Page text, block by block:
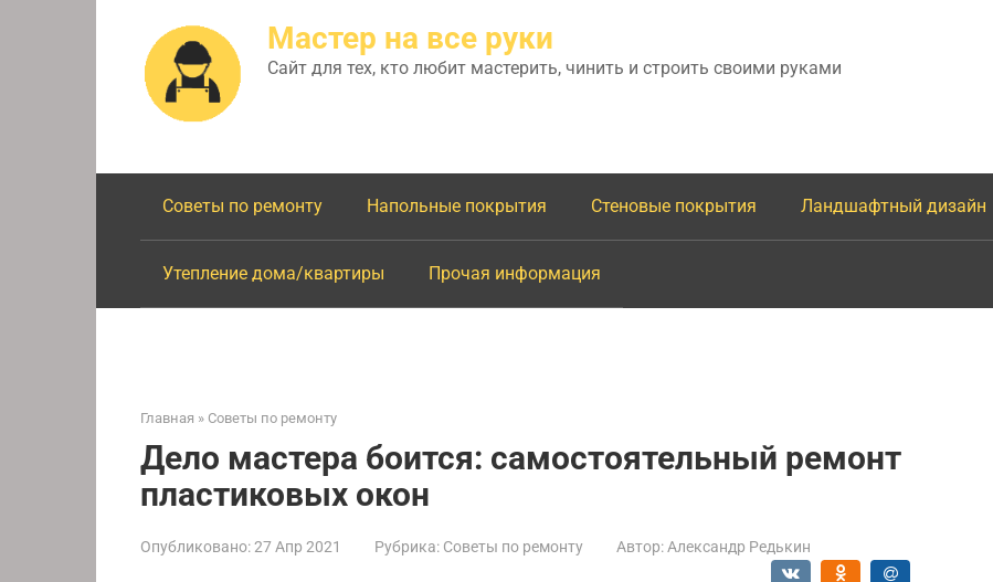
Мастер на все руки
Сайт для тех, кто любит мастерить, чинить и строить своими руками
Советы по ремонту Напольные покрытия Стеновые покрытия Ландшафтный дизайн
Утепление дома/квартиры Прочая информация
Главная » Советы по ремонту
Дело мастера боится: самостоятельный ремонт
пластиковых окон
Опубликовано:27 Апр 2021 Рубрика: Советы по ремонту Автор: Александр Редькин